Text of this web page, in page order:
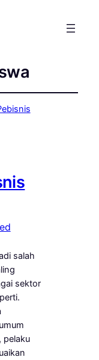
salah
sektor
pelaku